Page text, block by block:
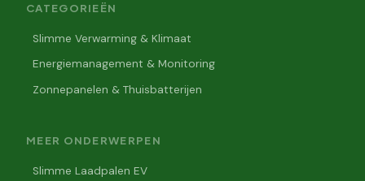
CATEGORIEËN
Slimme Verwarming & Klimaat
Energiemanagement & Monitoring
Zonnepanelen & Thuisbatterijen
MEER ONDERWERPEN
Slimme Laadpalen EV